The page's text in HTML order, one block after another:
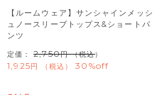
【ルームウェア】サンシャインメッシ
ュノースリーブトップス&ショートパ
ンツ
定価： 2,750 （税込）
1,925 税込 30%off